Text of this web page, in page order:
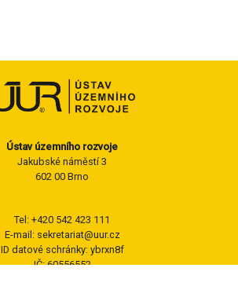
Ústav územního rozvoje
Jakubské náměstí 3
602 00 Brno
Tel: +420 542 423 111
E-mail: sekretariat@uur.cz
ID datové schránky: ybrxn8f
IČ: 60556552